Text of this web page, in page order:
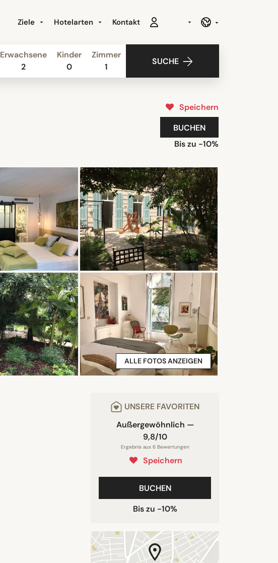
Ziele Hotelarten Kontakt
Erwachsene
2
Kinder
0
Zimmer
1
SUCHE
Speichern
BUCHEN
Bis zu -10%
ALLE FOTOS ANZEIGEN
UNSERE FAVORITEN
Außergewöhnlich —
9,8/10
Ergebnis aus 6 Bewertungen
Speichern
BUCHEN
Bis zu -10%